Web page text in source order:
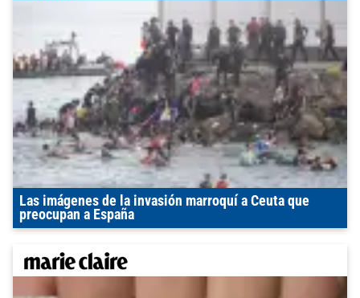
Las imágenes de la invasión marroquí a Ceuta que
preocupan a España